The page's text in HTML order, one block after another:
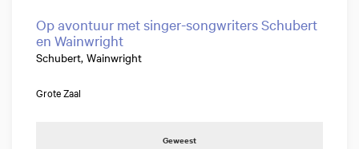
Op avontuur met singer-songwriters Schubert
en Wainwright
Schubert, Wainwright
Grote Zaal
Geweest